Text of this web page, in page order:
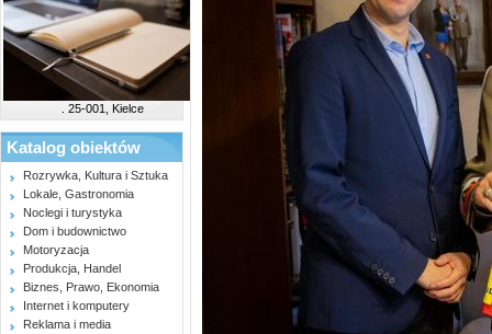
. 25-001, Kielce
Katalog obiektów
Rozrywka, Kultura i Sztuka
Lokale, Gastronomia
Noclegi i turystyka
Dom i budownictwo
Motoryzacja
Produkcja, Handel
Biznes, Prawo, Ekonomia
Internet i komputery
Reklama i media